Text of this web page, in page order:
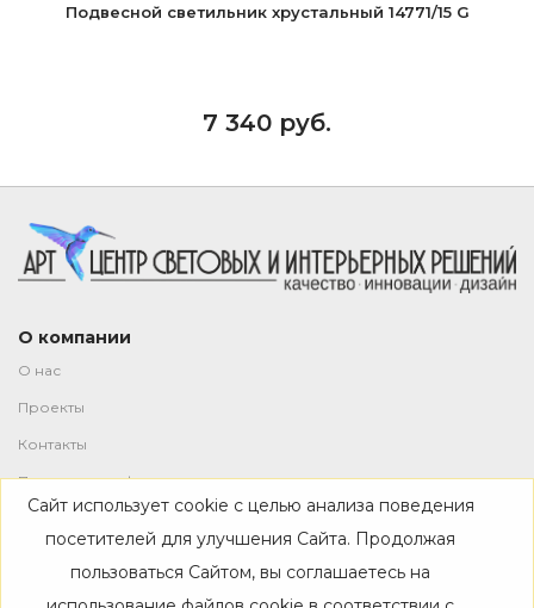
Подвесной светильник хрустальный 14771/15 G
7 340 руб.
О компании
О нас
Проекты
Контакты
Политика конфиденциальности
Магазин
Каталог
Сайт использует cookie с целью анализа поведения
посетителей для улучшения Сайта. Продолжая
пользоваться Сайтом, вы соглашаетесь на